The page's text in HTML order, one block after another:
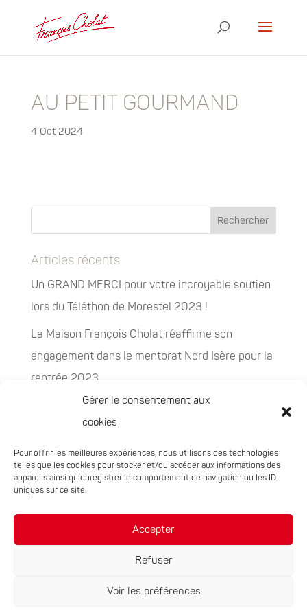
Gérer le consentement aux
cookies
Pour offrir les meilleures expériences, nous utilisons des technologies
telles que les cookies pour stocker et/ou accéder aux informations des
appareils ainsi qu'enregistrer le comportement de navigation ou les ID
uniques sur ce site.
Accepter
Refuser
Voir les préférences
AU PETIT GOURMAND
4 Oct 2024
Articles récents
Un GRAND MERCI pour votre incroyable soutien
lors du Téléthon de Morestel 2023 !
La Maison François Cholat réaffirme son
engagement dans le mentorat Nord Isère pour la
rentrée 2023
La Maison François Cholat accueil et participe à
la préservation des espaces naturels sensibles
PEPITES, la nouvelle filière chanvre en
Auvergne-Rhône-Alpes